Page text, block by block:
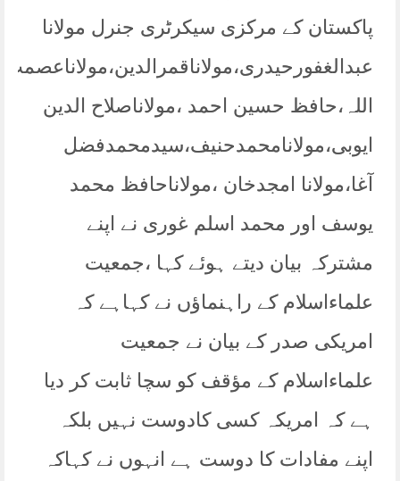
پاکستان کے مرکزی سیکرٹری جنرل مولانا
عبدالغفورحیدری،مولاناقمرالدین،مولاناعصمت
اللہ،حافظ حسین احمد ،مولاناصلاح الدین
ایوبی،مولانامحمدحنیف،سیدمحمدفضل
آغا،مولانا امجدخان ،مولاناحافظ محمد
یوسف اور محمد اسلم غوری نے اپنے
مشترکہ بیان دیتے ہوئے کہا ،جمعیت
علماءاسلام کے راہنماؤں نے کہاہے کہ
امریکی صدر کے بیان نے جمعیت
علماءاسلام کے مؤقف کو سچا ثابت کر دیا
ہے کہ امریکہ کسی کادوست نہیں بلکہ
اپنے مفادات کا دوست ہے انہوں نے کہاکہ